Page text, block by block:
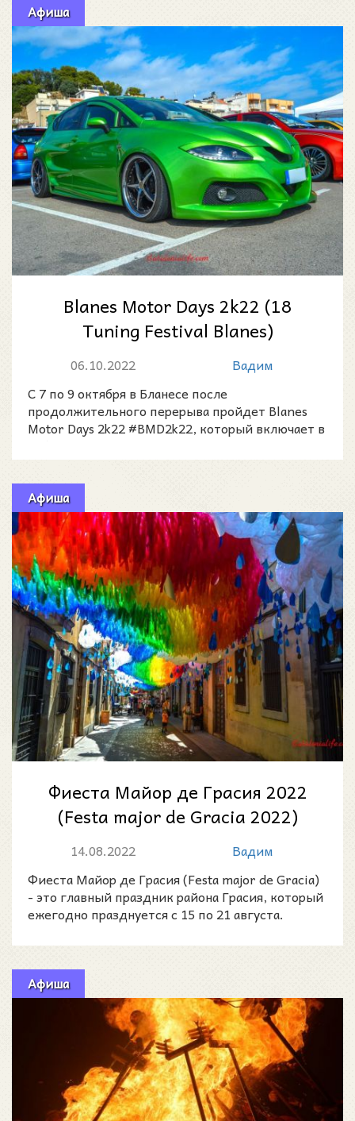
Афиша
Blanes Motor Days 2k22 (18
Tuning Festival Blanes)
06.10.2022
Вадим
С 7 по 9 октября в Бланесе после
продолжительного перерыва пройдет Blanes
Motor Days 2k22 #BMD2k22, который включает в
Афиша
Фиеста Майор де Грасия 2022
(Festa major de Gracia 2022)
14.08.2022
Вадим
Фиеста Майор де Грасия (Festa major de Gracia)
- это главный праздник района Грасия, который
ежегодно празднуется с 15 по 21 августа.
Афиша